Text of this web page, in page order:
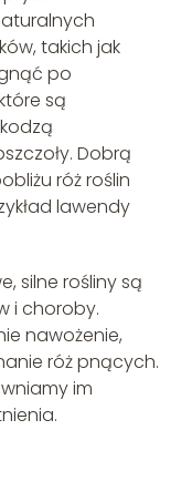
takich jak
po
są
Dobrą
róż roślin
lawendy
silne rośliny są
i choroby.
nawożenie,
róż pnących.
im